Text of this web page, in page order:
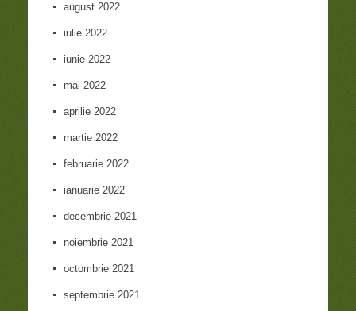
august 2022
iulie 2022
iunie 2022
mai 2022
aprilie 2022
martie 2022
februarie 2022
ianuarie 2022
decembrie 2021
noiembrie 2021
octombrie 2021
septembrie 2021